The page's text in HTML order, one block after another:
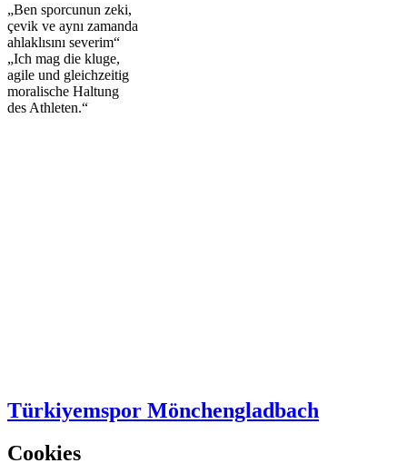
„Ben sporcunun zeki,
çevik ve aynı zamanda
ahlaklısını severim“
„Ich mag die kluge,
agile und gleichzeitig
moralische Haltung
des Athleten.“
Türkiyemspor Mönchengladbach
Cookies